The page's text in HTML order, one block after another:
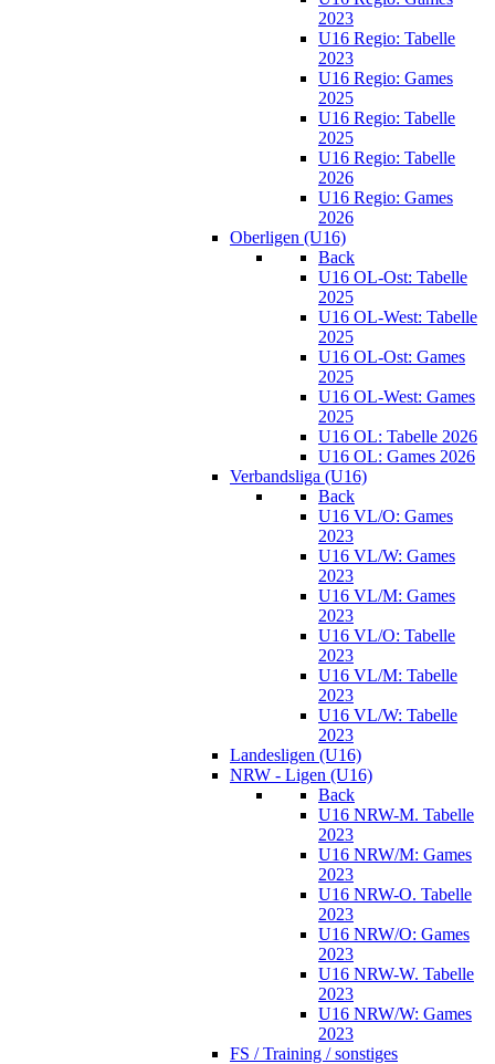
2023
U16 Regio: Tabelle
2023
U16 Regio: Games
2025
U16 Regio: Tabelle
2025
U16 Regio: Tabelle
2026
U16 Regio: Games
2026
Oberligen (U16)
Back
U16 OL-Ost: Tabelle
2025
U16 OL-West: Tabelle
2025
U16 OL-Ost: Games
2025
U16 OL-West: Games
2025
U16 OL: Tabelle 2026
U16 OL: Games 2026
Verbandsliga (U16)
Back
U16 VL/O: Games
2023
U16 VL/W: Games
2023
U16 VL/M: Games
2023
U16 VL/O: Tabelle
2023
U16 VL/M: Tabelle
2023
U16 VL/W: Tabelle
2023
Landesligen (U16)
NRW - Ligen (U16)
Back
U16 NRW-M. Tabelle
2023
U16 NRW/M: Games
2023
U16 NRW-O. Tabelle
2023
U16 NRW/O: Games
2023
U16 NRW-W. Tabelle
2023
U16 NRW/W: Games
2023
FS / Training / sonstiges